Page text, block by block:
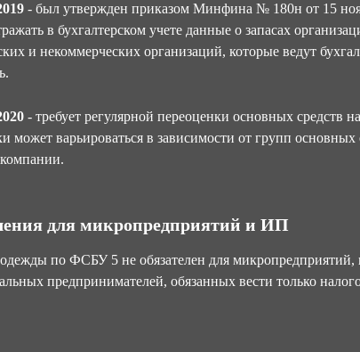
- был утвержден приказом Минфина № 180н от 15
в бухгалтерском учете данные о запасах
и некоммерческих организаций, которые ведут
- требует регулярной переоценки основных средств
может варьироваться в зависимости от групп
для микропредприятий и ИП
по ФСБУ 5 не обязателен для
предпринимателей, обязанных вести только